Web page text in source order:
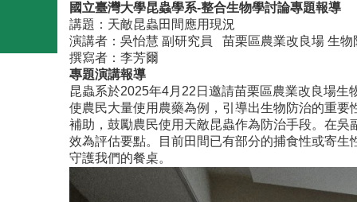
國立臺灣大學昆蟲學系-整合生物學討論專題報導
講題：天敵昆蟲田間應用現況
演講者：吳怡慧 副研究員 苗栗區農業改良場 生物
撰寫者：李芳爾
專題演講報導
昆蟲系於2025年4月22日邀請苗栗區農業改良場
使農民大量使用農藥為例，引導出生物防治的重
補助，鼓勵農民使用天敵昆蟲作為防治手段。在
效為評估要點。目前田間已有部分的捕食性或寄
守護我們的餐桌。